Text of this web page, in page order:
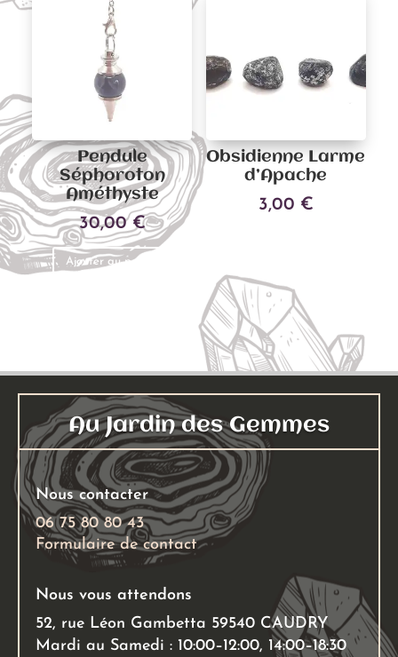
Pendule
Séphoroton
Améthyste
30,00 €
Ajouter au panier
Obsidienne Larme
d’Apache
3,00 €
Au Jardin des Gemmes
Nous contacter
06 75 80 80 43
Formulaire de contact
Nous vous attendons
52, rue Léon Gambetta 59540 CAUDRY
Mardi au Samedi : 10:00–12:00, 14:00–18:30